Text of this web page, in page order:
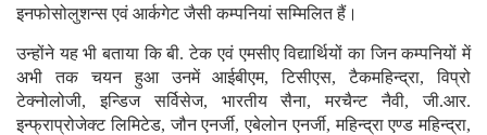
इनफोसोलुशन्स एवं आर्कगेट जैसी कम्पनियां सम्मिलित हैं।
उन्होंने यह भी बताया कि बी. टेक एवं एमसीए विद्यार्थियों का जिन कम्पनियों में
अभी तक चयन हुआ उनमें आईबीएम, टिसीएस, टैकमहिन्द्रा, विप्रो
टेक्नोलोजी, इन्डिज सर्विसेज, भारतीय सैना, मरचैन्ट नैवी, जी.आर.
इन्फ्राप्रोजेक्ट लिमिटेड, जौन एनर्जी, एबेलोन एनर्जी, महिन्द्रा एण्ड महिन्द्रा,